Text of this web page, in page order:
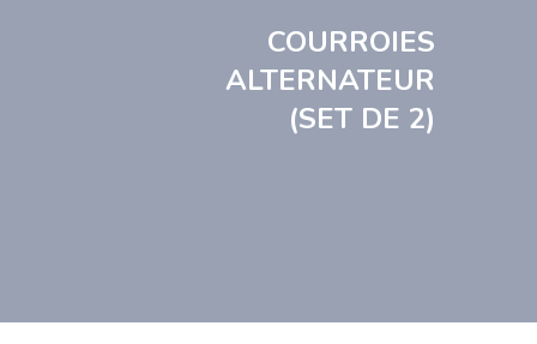
COURROIES
ALTERNATEUR
(SET DE 2)